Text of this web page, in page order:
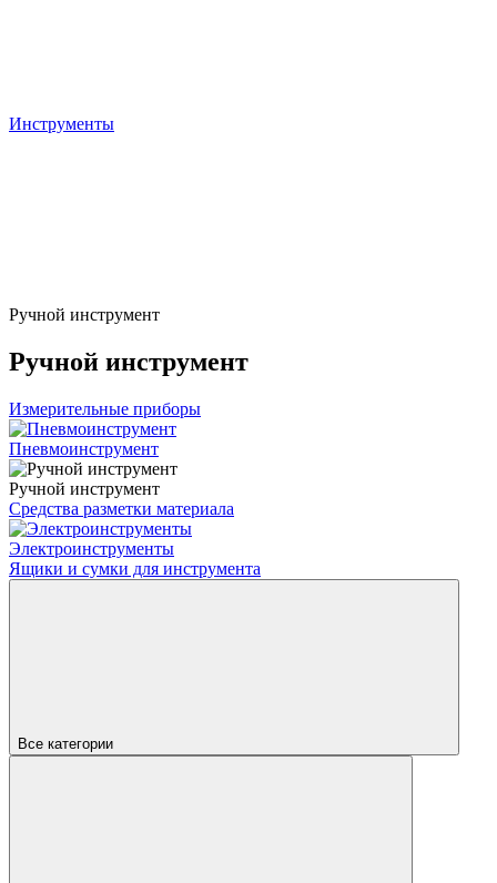
Инструменты
Ручной инструмент
Ручной инструмент
Измерительные приборы
Пневмоинструмент
Ручной инструмент
Средства разметки материала
Электроинструменты
Ящики и сумки для инструмента
Все категории